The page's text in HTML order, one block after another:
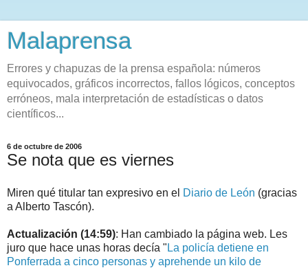
Malaprensa
Errores y chapuzas de la prensa española: números
equivocados, gráficos incorrectos, fallos lógicos, conceptos
erróneos, mala interpretación de estadísticas o datos
científicos...
6 de octubre de 2006
Se nota que es viernes
Miren qué titular tan expresivo en el Diario de León (gracias
a Alberto Tascón).
Actualización (14:59): Han cambiado la página web. Les
juro que hace unas horas decía " La policía detiene en
Ponferrada a cinco personas y aprehende un kilo de